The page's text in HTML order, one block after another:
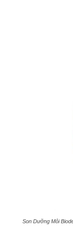
Son Dưỡng Môi